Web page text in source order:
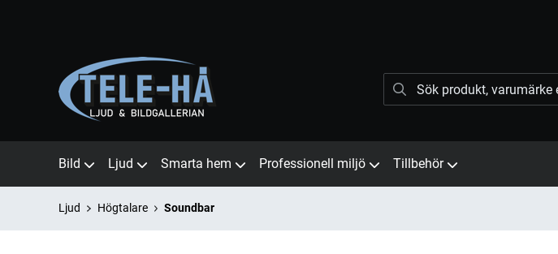
Bild Ljud Smarta hem Professionell miljö Tillbehör
Ljud Högtalare Soundbar